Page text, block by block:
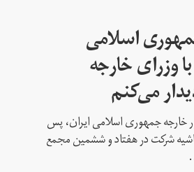
اسلامی
وزرای خارجه
می‌کنم
خارجه جمهوری اسلامی ایران، پس
شرکت در هفتاد و ششمین مجمع